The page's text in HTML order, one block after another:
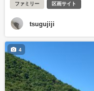
ファミリー 区画サイト
tsugujiji
4